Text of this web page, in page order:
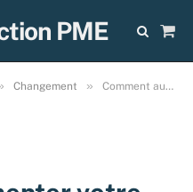
Cart
Changement » Comment augmenter votre clientèle? Renouvelez-vous face aux changements!